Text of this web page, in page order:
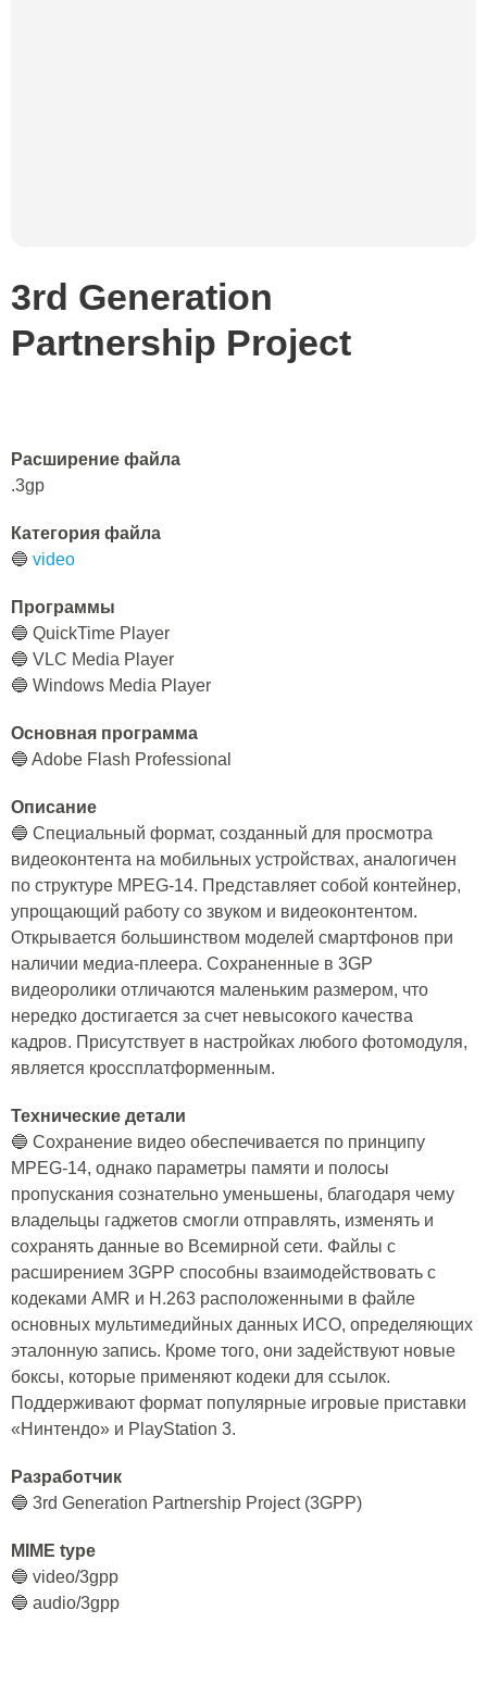
3rd Generation
Partnership Project
Расширение файла
.3gp
Категория файла
🔵 video
Программы
🔵 QuickTime Player
🔵 VLC Media Player
🔵 Windows Media Player
Основная программа
🔵 Adobe Flash Professional
Описание
🔵 Специальный формат, созданный для просмотра
видеоконтента на мобильных устройствах, аналогичен
по структуре MPEG-14. Представляет собой контейнер,
упрощающий работу со звуком и видеоконтентом.
Открывается большинством моделей смартфонов при
наличии медиа-плеера. Сохраненные в 3GP
видеоролики отличаются маленьким размером, что
нередко достигается за счет невысокого качества
кадров. Присутствует в настройках любого фотомодуля,
является кроссплатформенным.
Технические детали
🔵 Сохранение видео обеспечивается по принципу
MPEG-14, однако параметры памяти и полосы
пропускания сознательно уменьшены, благодаря чему
владельцы гаджетов смогли отправлять, изменять и
сохранять данные во Всемирной сети. Файлы с
расширением 3GPP способны взаимодействовать с
кодеками AMR и H.263 расположенными в файле
основных мультимедийных данных ИСО, определяющих
эталонную запись. Кроме того, они задействуют новые
боксы, которые применяют кодеки для ссылок.
Поддерживают формат популярные игровые приставки
«Нинтендо» и PlayStation 3.
Разработчик
🔵 3rd Generation Partnership Project (3GPP)
MIME type
🔵 video/3gpp
🔵 audio/3gpp